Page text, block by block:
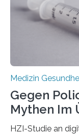
Schwachstelle
Medulloblastoms
Stiftung
Medizin
Gegen
Mythen Im
HZI-Studie an